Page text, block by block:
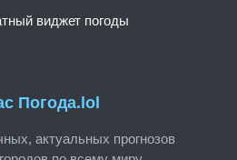
Погода.lol
актуальных прогнозов
виджет погоды